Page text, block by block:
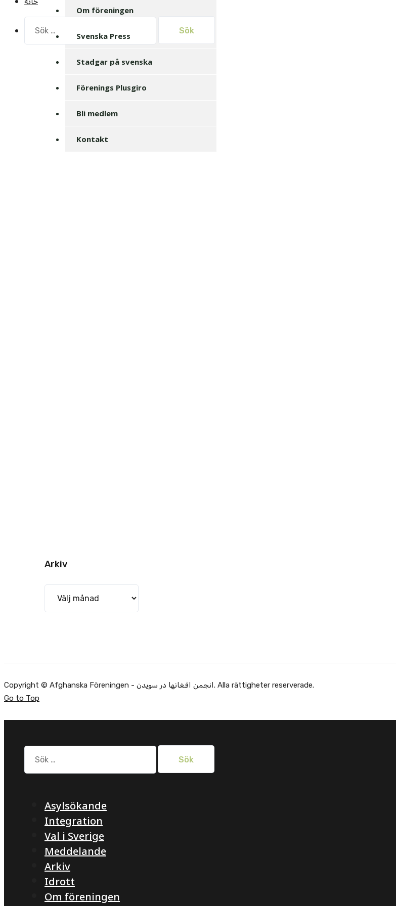
efter:
Om föreningen
Svenska Press
Stadgar på svenska
Förenings Plusgiro
Bli medlem
Kontakt
Arkiv
Copyright © Afghanska Föreningen - انجمن افغانها در سویدن. Alla rättigheter reserverade.
Go to Top
Sök
efter:
Asylsökande
Integration
Val i Sverige
Meddelande
Arkiv
Idrott
Om föreningen